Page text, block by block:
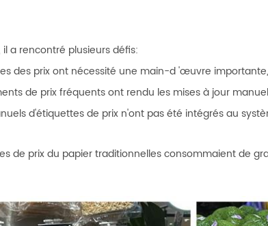
a rencontré plusieurs défis:
des prix ont nécessité une main-d 'œuvre
de prix fréquents ont rendu les mises à jour
d'étiquettes de prix n'ont pas été intégrés au
de prix du papier traditionnelles consommaient de